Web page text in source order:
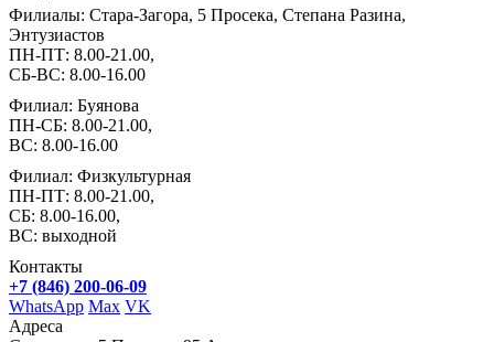
Филиалы: Стара-Загора, 5 Просека, Степана Разина,
Энтузиастов
ПН-ПТ: 8.00-21.00,
СБ-ВС: 8.00-16.00
Филиал: Буянова
ПН-СБ: 8.00-21.00,
ВС: 8.00-16.00
Филиал: Физкультурная
ПН-ПТ: 8.00-21.00,
СБ: 8.00-16.00,
ВС: выходной
Контакты
+7 (846) 200-06-09
WhatsApp Max VK
Адреса